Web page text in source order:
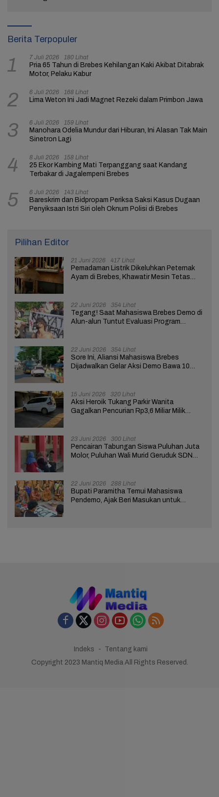
Berita Terpopuler
1 7 Juli 2026 180 Lihat
Pria 65 Tahun di Brebes Kehilangan Kaki Akibat Ditabrak
Motor, Pelaku Kabur
2 6 Juli 2026 168 Lihat
Lima Weton Ini Jadi Magnet Rezeki dalam Primbon Jawa
3 6 Juli 2026 159 Lihat
Manohara Odelia Mundur dari Hiburan, Ini Alasan Tak Main
Sinetron Lagi
4 8 Juli 2026 158 Lihat
25 Ekor Kambing Mati Terpanggang saat Kandang
Terbakar di Jagalempeni Brebes
5 6 Juli 2026 143 Lihat
Bareskrim dan Bidpropam Periksa Saksi Kasus Dugaan
Penyiksaan Istri Siri oleh Oknum Polisi di Brebes
Pilihan Editor
21 Juni 2026 417 Lihat
Pemadaman Listrik Dikeluhkan Peternak
Ayam di Brebes, Khawatir Mesin Tetas
22 Juni 2026 354 Lihat
Tegang! Saat Mahasiswa Brebes Demo di
Alun-alun Tuntut Evaluasi Program
22 Juni 2026 354 Lihat
Sore Ini, Aliansi Mahasiswa Brebes
Dijadwalkan Gelar Aksi Demo Bawa 10
15 Juni 2026 320 Lihat
Aksi Heroik Tukang Parkir Wanita
Gagalkan Pencurian Rp3,6 Miliar Milik
23 Juni 2026 300 Lihat
Pencairan Tabungan Siswa Puluhan Juta
Molor, Puluhan Wali Murid Geruduk SDN
22 Juni 2026 288 Lihat
Bupati Paramitha Temui Mahasiswa
Pendemo, Ajak Beri Masukan untuk
Indeks
Tentang kami
Copyright 2023 Mantiq Media All Rights Reserved.